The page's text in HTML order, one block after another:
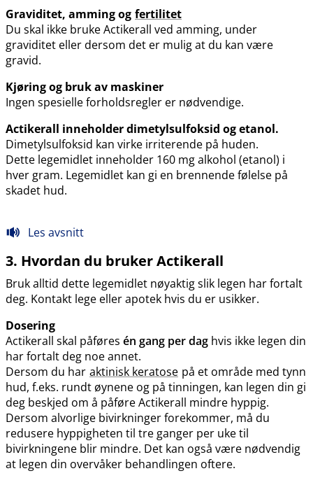
Graviditet, amming og fertilitet
Du skal ikke bruke Actikerall ved amming, under
graviditet eller dersom det er mulig at du kan være
gravid.
Kjøring og bruk av maskiner
Ingen spesielle forholdsregler er nødvendige.
Actikerall inneholder dimetylsulfoksid og etanol.
Dimetylsulfoksid kan virke irriterende på huden.
Dette legemidlet inneholder 160 mg alkohol (etanol) i
hver gram. Legemidlet kan gi en brennende følelse på
skadet hud.
Les avsnitt
3. Hvordan du bruker Actikerall
Bruk alltid dette legemidlet nøyaktig slik legen har fortalt
deg. Kontakt lege eller apotek hvis du er usikker.
Dosering
Actikerall skal påføres én gang per dag hvis ikke legen din
har fortalt deg noe annet.
Dersom du har aktinisk keratose på et område med tynn
hud, f.eks. rundt øynene og på tinningen, kan legen din gi
deg beskjed om å påføre Actikerall mindre hyppig.
Dersom alvorlige bivirkninger forekommer, må du
redusere hyppigheten til tre ganger per uke til
bivirkningene blir mindre. Det kan også være nødvendig
at legen din overvåker behandlingen oftere.